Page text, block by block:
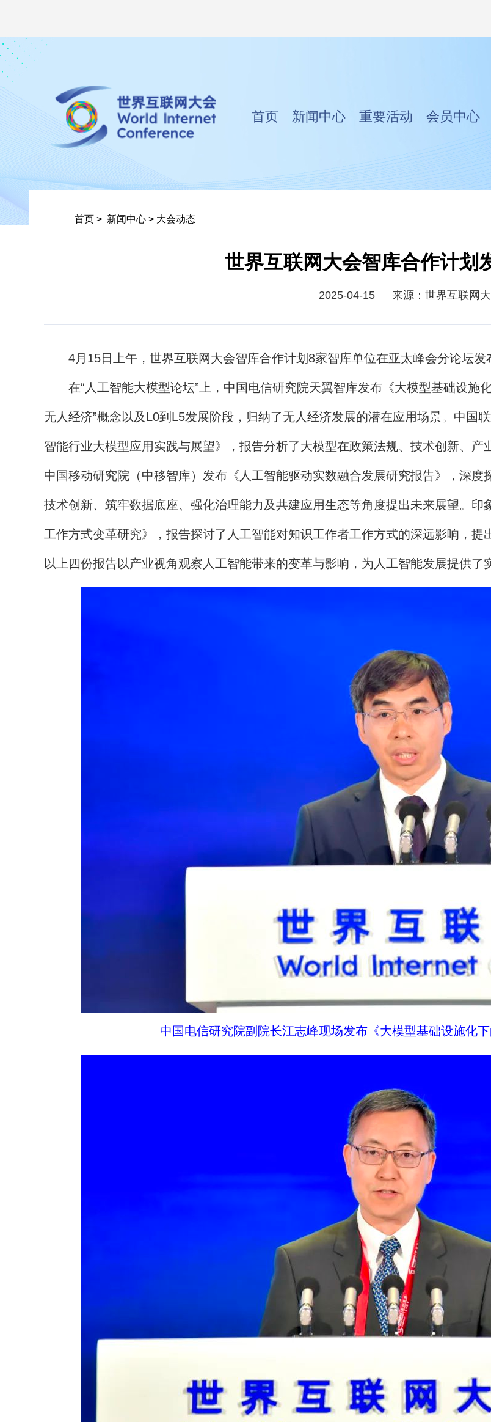
首页 新闻中心 重要活动 会员中心
首页 > 新闻中心 > 大会动态
世界互联网大会智库合作计划
2025-04-15 来源：世界互联网
4月15日上午，世界互联网大会智库合作计划8家智库单位在亚太峰会分论坛发
在“人工智能大模型论坛”上，中国电信研究院天翼智库发布《大模型基础设施
无人经济”概念以及L0到L5发展阶段，归纳了无人经济发展的潜在应用场景。中
智能行业大模型应用实践与展望》，报告分析了大模型在政策法规、技术创新、产
中国移动研究院（中移智库）发布《人工智能驱动实数融合发展研究报告》，深
技术创新、筑牢数据底座、强化治理能力及共建应用生态等角度提出未来展望。
工作方式变革研究》，报告探讨了人工智能对知识工作者工作方式的深远影响，提
以上四份报告以产业视角观察人工智能带来的变革与影响，为人工智能发展提供了
中国电信研究院副院长江志峰现场发布《大模型基础设施化